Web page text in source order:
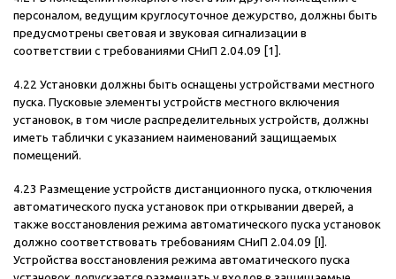
персоналом, ведущим круглосуточное дежурство, должны быть
предусмотрены световая и звуковая сигнализации в
соответствии с требованиями СНиП 2.04.09 [1].
4.22 Установки должны быть оснащены устройствами местного
пуска. Пусковые элементы устройств местного включения
установок, в том числе распределительных устройств, должны
иметь таблички с указанием наименований защищаемых
помещений.
4.23 Размещение устройств дистанционного пуска, отключения
автоматического пуска установок при открывании дверей, а
также восстановления режима автоматического пуска установок
должно соответствовать требованиям СНиП 2.04.09 [I].
Устройства восстановления режима автоматического пуска